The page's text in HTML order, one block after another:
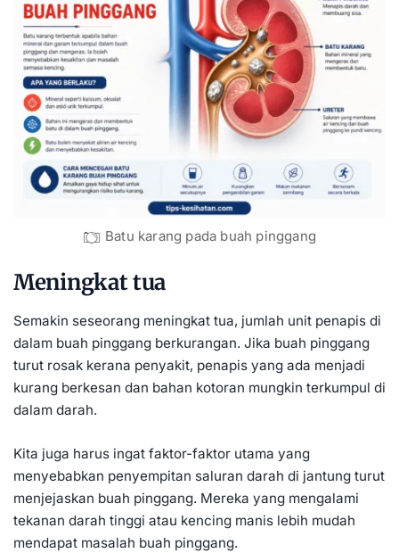
Batu karang pada buah pinggang
Meningkat tua
Semakin seseorang meningkat tua, jumlah unit penapis di
dalam buah pinggang berkurangan. Jika buah pinggang
turut rosak kerana penyakit, penapis yang ada menjadi
kurang berkesan dan bahan kotoran mungkin terkumpul di
dalam darah.
Kita juga harus ingat faktor-faktor utama yang
menyebabkan penyempitan saluran darah di jantung turut
menjejaskan buah pinggang. Mereka yang mengalami
tekanan darah tinggi atau kencing manis lebih mudah
mendapat masalah buah pinggang.